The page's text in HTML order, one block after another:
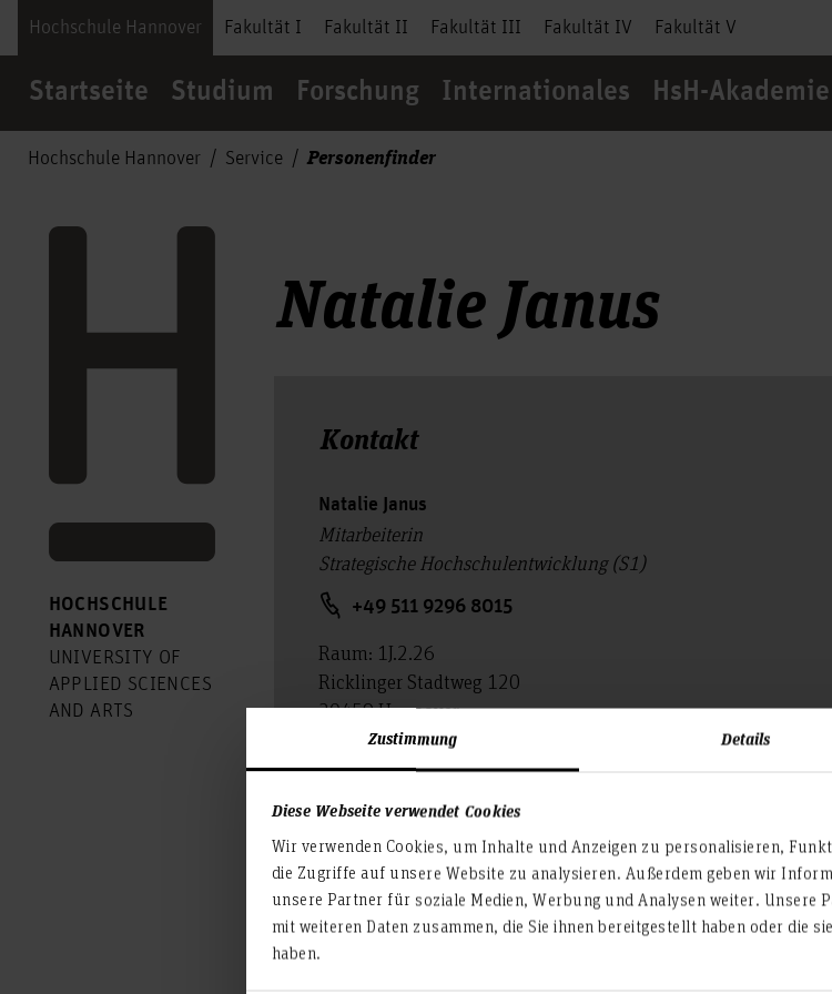
Zustimmung Details
Diese Webseite verwendet Cookies
Wir verwenden Cookies, um Inhalte und Anzeigen zu personalisieren,
die Zugriffe auf unsere Website zu analysieren. Außerdem geben wir
unsere Partner für soziale Medien, Werbung und Analysen weiter. Unsere
mit weiteren Daten zusammen, die Sie ihnen bereitgestellt haben oder die
haben.
Hochschule Hannover Fakultät I Fakultät II Fakultät III Fakultät IV Fakultät V
Startseite Studium Forschung Internationales HsH-Akademie
Hochschule Hannover Service Personenfinder
HOCHSCHULE
HANNOVER
UNIVERSITY OF
APPLIED SCIENCES
AND ARTS
Natalie Janus
Kontakt
Natalie Janus
Mitarbeiterin
Strategische Hochschulentwicklung (S1)
+49 511 9296 8015
Raum: 1J.2.26
Ricklinger Stadtweg 120
30459 Hannover
natalie.janus(at)hs-hannover.de